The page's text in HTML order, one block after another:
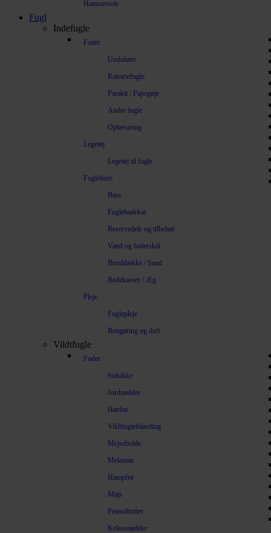
Hamstersele
Fugl
Indefugle
Foder
Undulater
Kanariefugle
Parakit / Papegøje
Andre fugle
Opbevaring
Legetøj
Legetøj til fugle
Fuglebure
Bure
Fuglebadekar
Reservedele og tilbehør
Vand og foderskål
Bunddække / Sand
Redekasser / Æg
Pleje
Fuglepleje
Rengøring og duft
Vildtfugle
Foder
Solsikke
Jordnødder
Hørfrø
Vildtfugleblanding
Mejsebolde
Melorme
Hampfrø
Majs
Peanutbutter
Kokosnødder